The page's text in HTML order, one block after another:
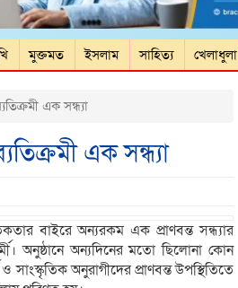
মুক্তমত ইসলাম সাহিত্য খেলাধুলা
এক সন্ধ্যা
এক সন্ধ্যা
বাইরে অন্যরকম এক প্রাণবন্ত সন্ধ্যার
অনুষ্ঠানে অন্যদিনের মতো ছিলোনা কোন
সাংস্কৃতিক অনুরাগীদের প্রাণবন্ত উপস্থিতিতে